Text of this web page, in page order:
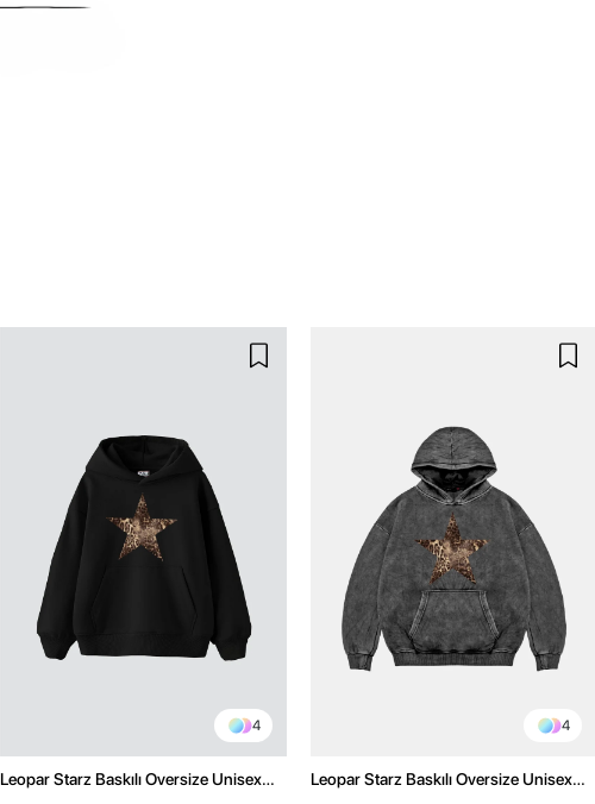
4
Leopar Starz Baskılı Oversize Unisex
4
Leopar Starz Baskılı Oversize Unisex